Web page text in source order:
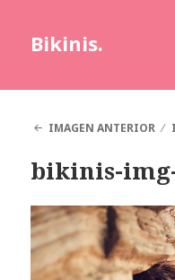
Bikinis.
IMAGEN ANTERIOR
bikinis-